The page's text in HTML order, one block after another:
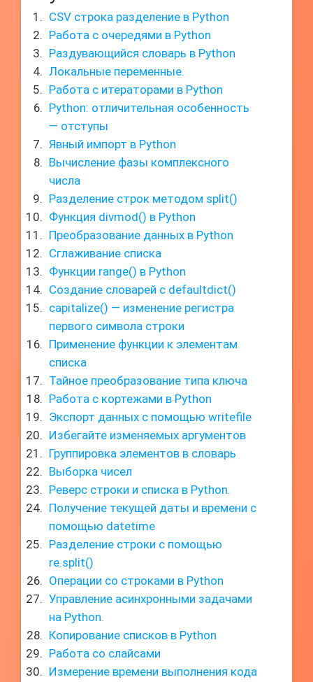
CSV строка разделение в Python
Работа с очередями в Python
Раздувающийся словарь в Python
Локальные переменные.
Работа с итераторами в Python
Python: отличительная особенность
— отступы
Явный импорт в Python
Вычисление фазы комплексного
числа
Разделение строк методом split()
Функция divmod() в Python
Преобразование данных в Python
Сглаживание списка
Функции range() в Python
Создание словарей с defaultdict()
capitalize() — изменение регистра
первого символа строки
Применение функции к элементам
списка
Тайное преобразование типа ключа
Работа с кортежами в Python
Экспорт данных с помощью writefile
Избегайте изменяемых аргументов
Группировка элементов в словарь
Выборка чисел
Реверс строки и списка в Python.
Получение текущей даты и времени с
помощью datetime
Разделение строки с помощью
re.split()
Операции со строками в Python
Управление асинхронными задачами
на Python.
Копирование списков в Python
Работа со слайсами
Измерение времени выполнения кода